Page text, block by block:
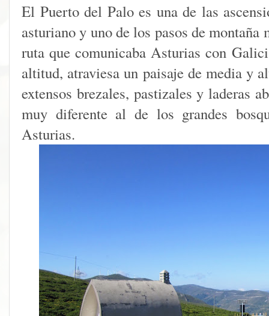
El Puerto del Palo es una de las
asturiano y uno de los pasos de
ruta que comunicaba Asturias con
altitud, atraviesa un paisaje de media y
extensos brezales, pastizales y laderas
muy diferente al de los grandes
Asturias.